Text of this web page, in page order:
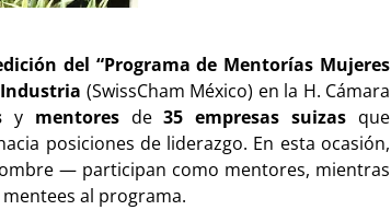
del “Programa de Mentorías Mujeres
Industria (SwissCham México) en la H. Cámara
y mentores de35 empresas suizas que
posiciones de liderazgo. En esta ocasión,
— participan como mentores, mientras
al programa.